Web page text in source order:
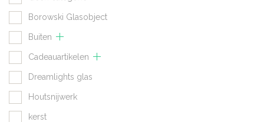
Borowski Glasobject
Buiten
Cadeauartikelen
Dreamlights glas
Houtsnijwerk
kerst